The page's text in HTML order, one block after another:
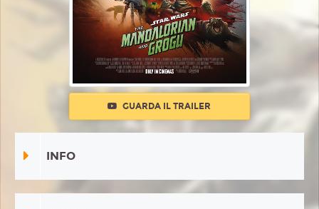
GUARDA IL TRAILER
INFO